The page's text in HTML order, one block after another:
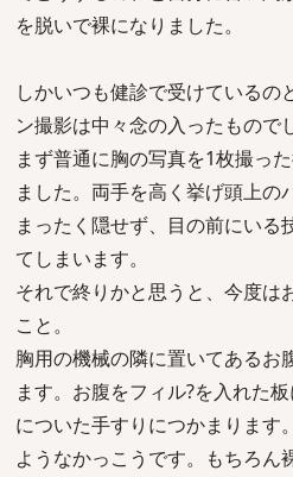
を脱いで裸になりました。
しかいつも健診で受けているの
ン撮影は中々念の入ったもので
まず普通に胸の写真を1枚撮っ
ました。両手を高く挙げ頭上の
まったく隠せず、目の前にいる
てしまいます。
それで終りかと思うと、今度は
こと。
胸用の機械の隣に置いてあるお
ます。お腹をフィル?を入れた
についた手すりにつかまります
ようなかっこうです。もちろん